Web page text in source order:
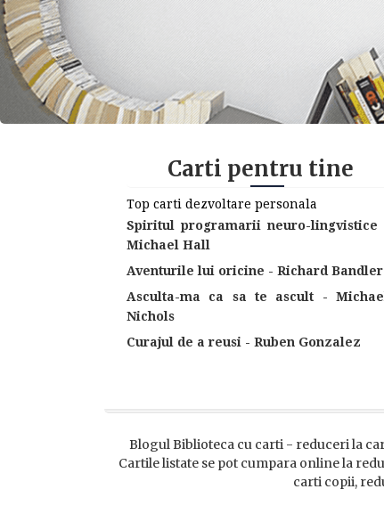
Carti pentru tine
Top carti dezvoltare personala
Spiritul programarii neuro-lingvistice
Michael Hall
Aventurile lui oricine - Richard Bandler
Asculta-ma ca sa te ascult -
Nichols
Curajul de a reusi - Ruben Gonzalez
Blogul Biblioteca cu carti - reduceri la
Cartile listate se pot cumpara online la
carti copii,